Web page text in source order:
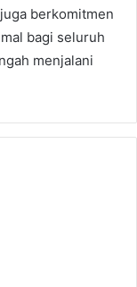
berkomitmen
bagi seluruh
menjalani